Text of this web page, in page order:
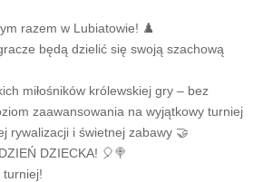
razem w Lubiatowie! ♟️
będą dzielić się swoją szachową
miłośników królewskiej gry – bez
zaawansowania na wyjątkowy turniej
rywalizacji i świetnej zabawy 🤝
DZIECKA! 🎈🍭
turniej!